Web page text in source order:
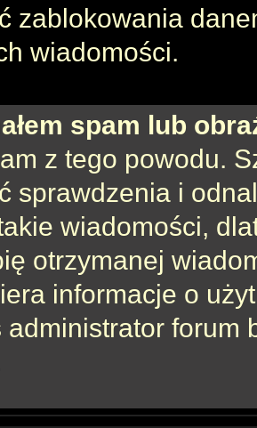
zablokowania
wiadomości.
spam lub
z tego powodu.
sprawdzenia i
wiadomości,
otrzymanej
informacje o
administrator forum